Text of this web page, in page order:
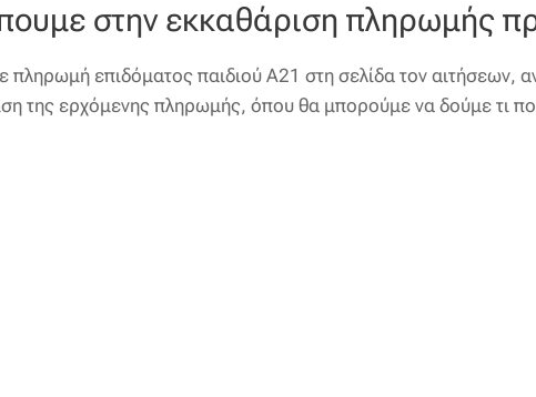
στην εκκαθάριση πληρωμής
επιδόματος παιδιού Α21 στη σελίδα τον αιτήσεων,
της ερχόμενης πληρωμής, όπου θα μπορούμε να δούμε τι